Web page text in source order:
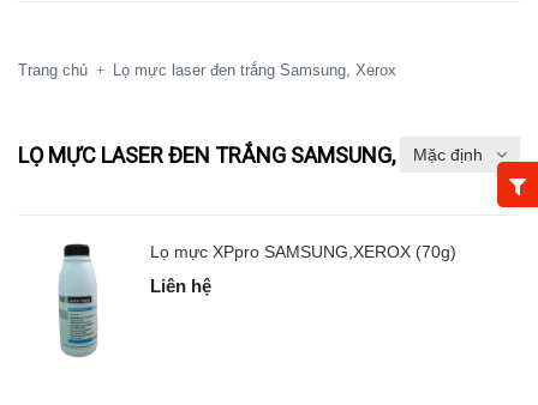
Trang chủ + Lọ mực laser đen trắng Samsung, Xerox
LỌ MỰC LASER ĐEN TRẮNG SAMSUNG, XEROX
Lọ mực XPpro SAMSUNG,XEROX (70g)
Liên hệ